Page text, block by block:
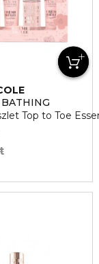
BATHING
Top to Toe